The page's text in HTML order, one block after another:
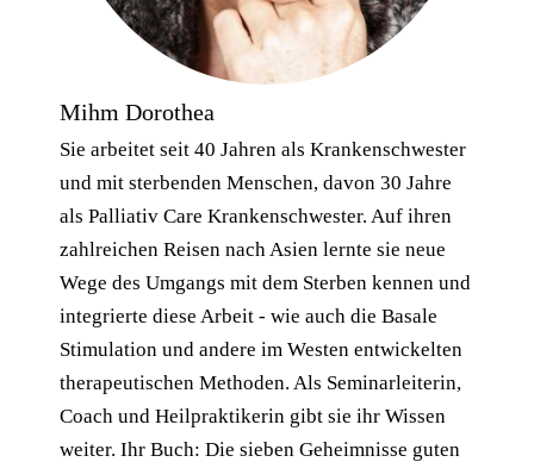
Mihm Dorothea
Sie arbeitet seit 40 Jahren als Krankenschwester
und mit sterbenden Menschen, davon 30 Jahre
als Palliativ Care Krankenschwester. Auf ihren
zahlreichen Reisen nach Asien lernte sie neue
Wege des Umgangs mit dem Sterben kennen und
integrierte diese Arbeit - wie auch die Basale
Stimulation und andere im Westen entwickelten
therapeutischen Methoden. Als Seminarleiterin,
Coach und Heilpraktikerin gibt sie ihr Wissen
weiter. Ihr Buch: Die sieben Geheimnisse guten